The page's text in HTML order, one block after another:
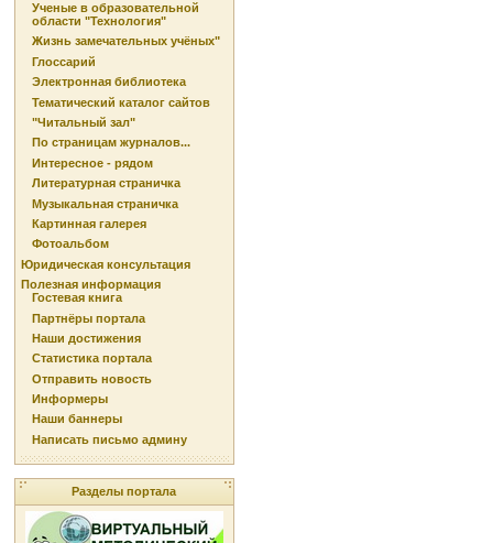
Ученые в образовательной
области "Технология"
Жизнь замечательных учёных"
Глоссарий
Электронная библиотека
Тематический каталог сайтов
"Читальный зал"
По страницам журналов...
Интересное - рядом
Литературная страничка
Музыкальная страничка
Картинная галерея
Фотоальбом
Юридическая консультация
Полезная информация
Гостевая книга
Партнёры портала
Наши достижения
Статистика портала
Отправить новость
Информеры
Наши баннеры
Написать письмо админу
Разделы портала